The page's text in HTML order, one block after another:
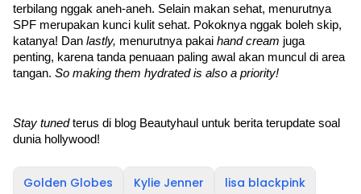
terbilang nggak aneh-aneh. Selain makan sehat, menurutnya
SPF merupakan kunci kulit sehat. Pokoknya nggak boleh skip,
katanya! Dan lastly, menurutnya pakai hand cream juga
penting, karena tanda penuaan paling awal akan muncul di area
tangan. So making them hydrated is also a priority!
Stay tuned terus di blog Beautyhaul untuk berita terupdate soal
dunia hollywood!
Golden Globes Kylie Jenner lisa blackpink